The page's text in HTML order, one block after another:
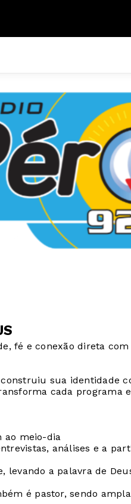
fé e conexão direta
sua
cada
ao meio-dia
análises e a
a palavra de
é pastor, sendo